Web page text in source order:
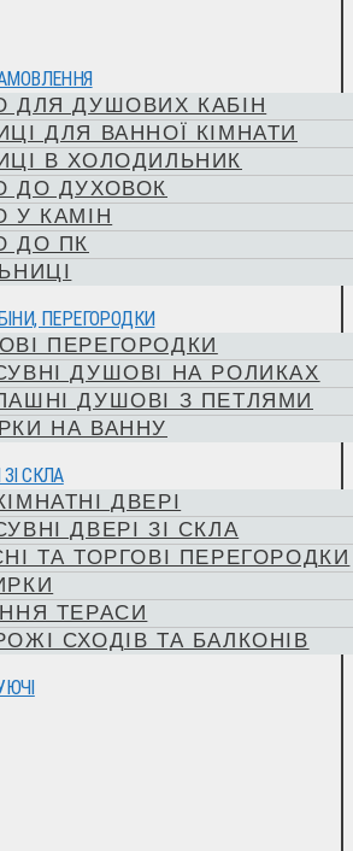
ДЛЯ ДУШОВИХ КАБІН
ДЛЯ ВАННОЇ КІМНАТИ
В ХОЛОДИЛЬНИК
ДО ДУХОВОК
У КАМІН
ДО ПК
ПЕРЕГОРОДКИ
ПЕРЕГОРОДКИ
ДУШОВІ НА РОЛИКАХ
ДУШОВІ З ПЕТЛЯМИ
НА ВАННУ
СКЛА
ДВЕРІ
ДВЕРІ ЗІ СКЛА
ТА ТОРГОВІ ПЕРЕГОРОДКИ
ТЕРАСИ
СХОДІВ ТА БАЛКОНІВ